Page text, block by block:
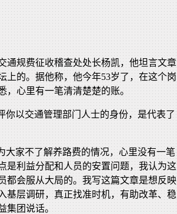
通规费征收稽查处处长杨凯，他坦言文章
上的。据他称，他今年53岁了，在这个岗
，心里有一笔清清楚楚的账。
你以交通管理部门人士的身份，是代表了
大家不了解养路费的情况，心里没有一笔
是利益分配和人员的安置问题，我认为这
都会服从大局的。我写这篇文章是想反映
基层调研，真正找准时机，有助改革、稳
集团说话。